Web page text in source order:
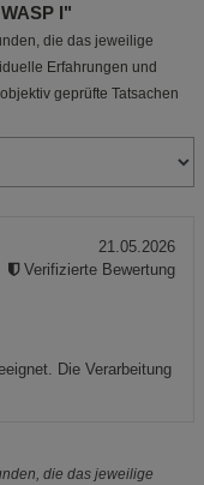
I"
die das jeweilige
Erfahrungen und
geprüfte Tatsachen
Die Verarbeitung
21.05.2026
Verifizierte Bewertung
die das jeweilige